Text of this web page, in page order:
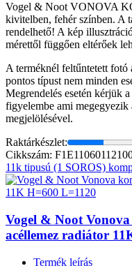
Vogel & Noot VONOVA
kivitelben, fehér színben. A
rendelhető! A kép
mérettől függően eltérőek
A terméknél feltűntetett fotó
pontos típust nem minden
Megrendelés esetén kérjük
figyelembe ami megegyezik
megjelölésével.
Raktárkészlet:
Cikkszám:
11k tipusú (1 SOROS)
Vogel & Noot
acéllemez radiátor
Termék leírás